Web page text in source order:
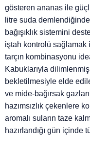
gösteren ananas ile
litre suda demlendiğinde
bağışıklık sistemini
iştah kontrolü
tarçın kombinasyonu
Kabuklarıyla
bekletilmesiyle elde
ve mide-bağırsak
hazımsızlık çekenlere
aromalı suların taze
hazırlandığı gün içinde